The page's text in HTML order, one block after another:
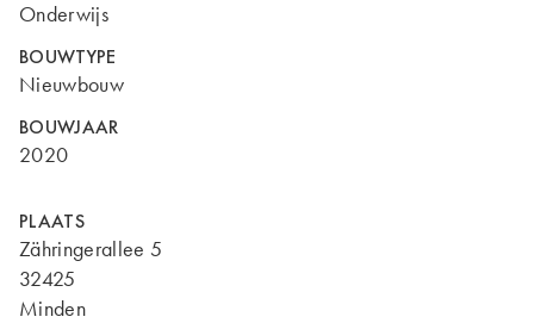
Onderwijs
BOUWTYPE
Nieuwbouw
BOUWJAAR
2020
PLAATS
Zähringerallee 5
32425
Minden